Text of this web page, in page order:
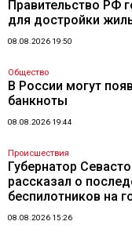
Правительство РФ
для достройки
08.08.2026 19:50
Общество
В России могут
банкноты
08.08.2026 19:44
Происшествия
Губернатор
рассказал о
беспилотников на
08.08.2026 15:26